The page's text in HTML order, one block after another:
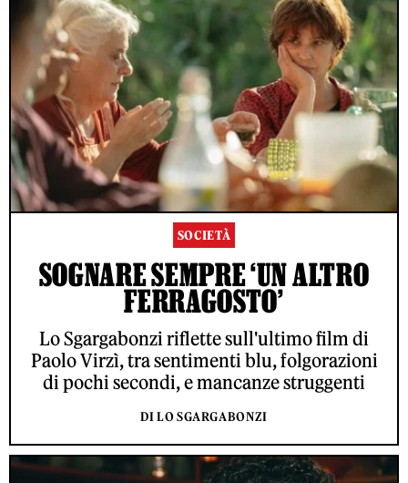
SOCIETÀ
SOGNARE SEMPRE ‘UN ALTRO
FERRAGOSTO’
Lo Sgargabonzi riflette sull'ultimo film di
Paolo Virzì, tra sentimenti blu, folgorazioni
di pochi secondi, e mancanze struggenti
DI LO SGARGABONZI